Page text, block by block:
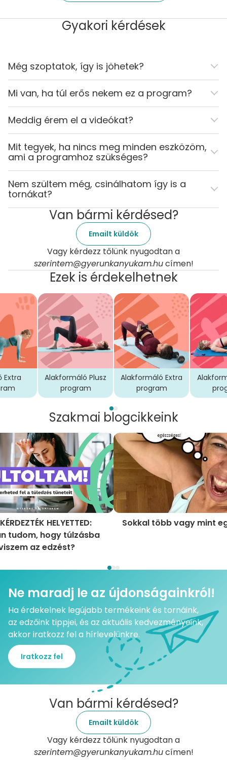
Gyakori kérdések
Még szoptatok, így is jöhetek?
Mi van, ha túl erős nekem ez a program?
Meddig érem el a videókat?
Mit tegyek, ha nincs meg minden eszközöm,
ami a programhoz szükséges?
Nem szültem még, csinálhatom így is a
tornákat?
Van bármi kérdésed?
Emailt küldök
Vagy kérdezz tőlünk nyugodtan a
szerintem@gyerunkanyukam.hucímen!
Ezek is érdekelhetnek
Extra
Alakformáló Plusz
program
Alakformáló Extra
program
Szakmai blogcikkeink
HELYETTED:
tudom, hogy túlzásba
az edzést?
Sokkal több vagy mint
Ne maradj le az újdonságainkról!
Ha érdekelnek legújabb termékeink és tornáink,
az edzőink tippjei, és az aktuális kedvezményeink,
akkor iratkozz fel a hírlevelünkre.
Iratkozz fel
Van bármi kérdésed?
Emailt küldök
Vagy kérdezz tőlünk nyugodtan a
szerintem@gyerunkanyukam.hucímen!